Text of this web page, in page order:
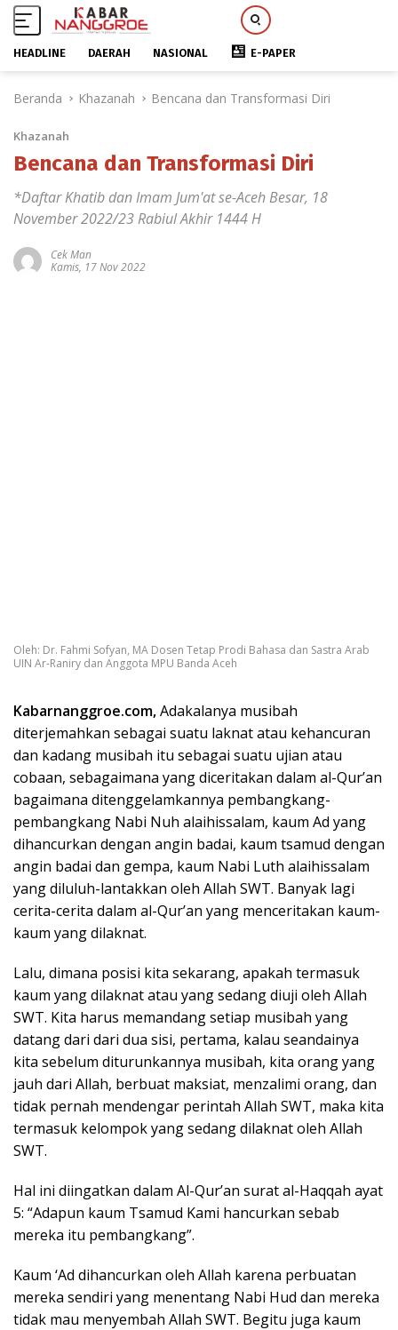
HEADLINE DAERAH NASIONAL E-PAPER
Beranda Khazanah Bencana dan Transformasi Diri
Khazanah
Bencana dan Transformasi Diri
*Daftar Khatib dan Imam Jum'at se-Aceh Besar, 18
November 2022/23 Rabiul Akhir 1444 H
Cek Man
Kamis, 17 Nov 2022
Oleh: Dr. Fahmi Sofyan, MA Dosen Tetap Prodi Bahasa dan Sastra Arab
UIN Ar-Raniry dan Anggota MPU Banda Aceh
Kabarnanggroe.com,Adakalanya musibah
diterjemahkan sebagai suatu laknat atau kehancuran
dan kadang musibah itu sebagai suatu ujian atau
cobaan, sebagaimana yang diceritakan dalam al-Qur’an
bagaimana ditenggelamkannya pembangkang-
pembangkang Nabi Nuh alaihissalam, kaum Ad yang
dihancurkan dengan angin badai, kaum tsamud dengan
angin badai dan gempa, kaum Nabi Luth alaihissalam
yang diluluh-lantakkan oleh Allah SWT. Banyak lagi
cerita-cerita dalam al-Qur’an yang menceritakan kaum-
kaum yang dilaknat.
Lalu, dimana posisi kita sekarang, apakah termasuk
kaum yang dilaknat atau yang sedang diuji oleh Allah
SWT. Kita harus memandang setiap musibah yang
datang dari dari dua sisi, pertama, kalau seandainya
kita sebelum diturunkannya musibah, kita orang yang
jauh dari Allah, berbuat maksiat, menzalimi orang, dan
tidak pernah mendengar perintah Allah SWT, maka kita
termasuk kelompok yang sedang dilaknat oleh Allah
SWT.
Hal ini diingatkan dalam Al-Qur’an surat al-Haqqah ayat
5: “Adapun kaum Tsamud Kami hancurkan sebab
mereka itu pembangkang”.
Kaum ‘Ad dihancurkan oleh Allah karena perbuatan
mereka sendiri yang menentang Nabi Hud dan mereka
tidak mau menyembah Allah SWT. Begitu juga kaum